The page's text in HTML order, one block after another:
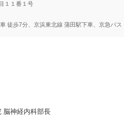
１１番１号
徒歩7分、京浜東北線 蒲田駅下車、京急バ
北里大学北里研究所病院 脳神経内科部長